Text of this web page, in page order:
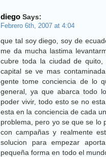
diego Says:
Febrero 6th, 2007 at 4:04
que tal soy diego, soy de
me da mucha lastima
cubre toda la ciudad de
capital se ve mas
gente tome conciencia de lo
general, ya que abarca todo
poder vivir, todo esto se no
esta en la conciencia de cada
problema, pero yo se que se lo
con campañas y realmente
solucion para empezar
pequeña forma en todo el